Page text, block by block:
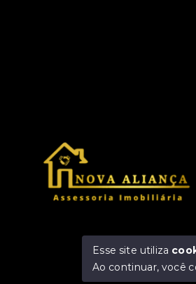
Esse site utiliza
Ao continuar, você